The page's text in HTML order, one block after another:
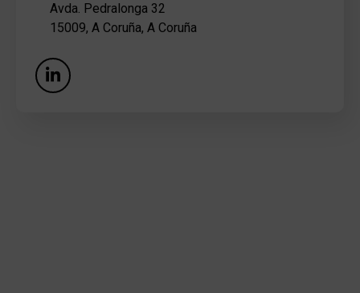
Avda. Pedralonga 32
15009, A Coruña, A Coruña